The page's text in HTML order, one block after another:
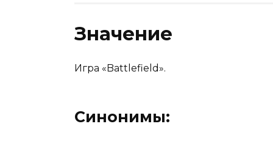
Значение
Игра «Battlefield».
Синонимы: